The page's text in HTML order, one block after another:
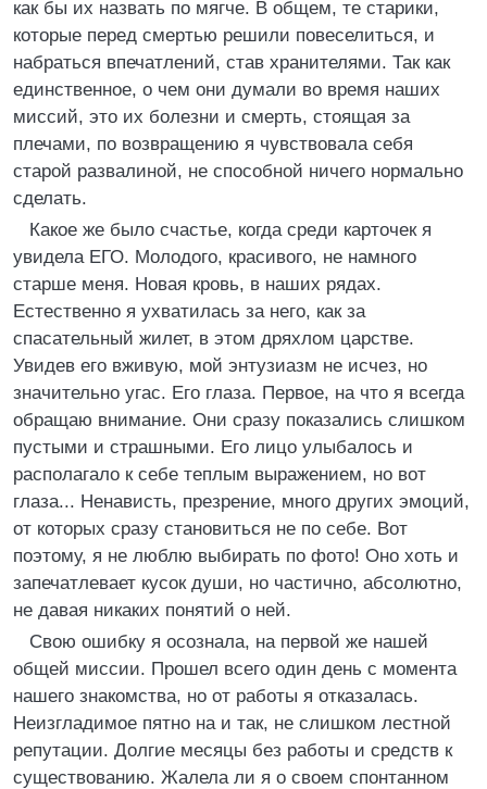
как бы их назвать по мягче. В общем, те старики,
которые перед смертью решили повеселиться, и
набраться впечатлений, став хранителями. Так как
единственное, о чем они думали во время наших
миссий, это их болезни и смерть, стоящая за
плечами, по возвращению я чувствовала себя
старой развалиной, не способной ничего нормально
сделать.
Какое же было счастье, когда среди карточек я
увидела ЕГО. Молодого, красивого, не намного
старше меня. Новая кровь, в наших рядах.
Естественно я ухватилась за него, как за
спасательный жилет, в этом дряхлом царстве.
Увидев его вживую, мой энтузиазм не исчез, но
значительно угас. Его глаза. Первое, на что я всегда
обращаю внимание. Они сразу показались слишком
пустыми и страшными. Его лицо улыбалось и
располагало к себе теплым выражением, но вот
глаза... Ненависть, презрение, много других эмоций,
от которых сразу становиться не по себе. Вот
поэтому, я не люблю выбирать по фото! Оно хоть и
запечатлевает кусок души, но частично, абсолютно,
не давая никаких понятий о ней.
Свою ошибку я осознала, на первой же нашей
общей миссии. Прошел всего один день с момента
нашего знакомства, но от работы я отказалась.
Неизгладимое пятно на и так, не слишком лестной
репутации. Долгие месяцы без работы и средств к
существованию. Жалела ли я о своем спонтанном